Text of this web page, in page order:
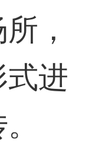
，
进